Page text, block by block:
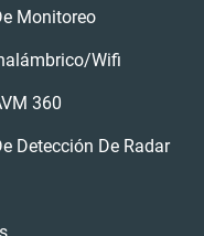
Monitoreo
wifi
360
Detección De Radar